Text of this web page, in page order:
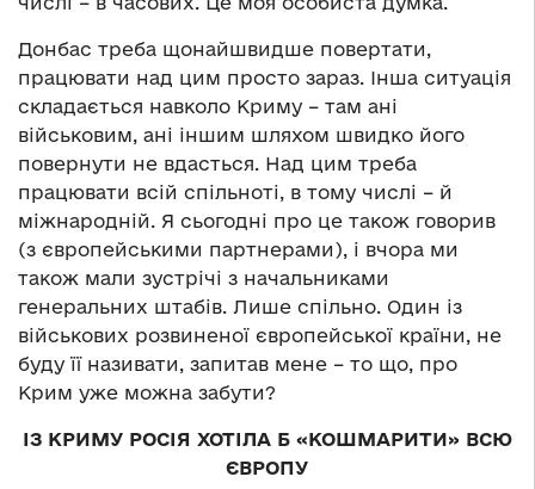
Донбас треба щонайшвидше повертати,
працювати над цим просто зараз. Інша ситуація
складається навколо Криму – там ані
військовим, ані іншим шляхом швидко його
повернути не вдасться. Над цим треба
працювати всій спільноті, в тому числі – й
міжнародній. Я сьогодні про це також говорив
(з європейськими партнерами), і вчора ми
також мали зустрічі з начальниками
генеральних штабів. Лише спільно. Один із
військових розвиненої європейської країни, не
буду її називати, запитав мене – то що, про
Крим уже можна забути?
ІЗ КРИМУ РОСІЯ ХОТІЛА Б «КОШМАРИТИ» ВСЮ
ЄВРОПУ